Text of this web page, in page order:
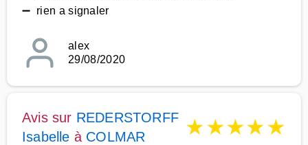
➖ rien a signaler
alex
29/08/2020
Avis sur REDERSTORFF
Isabelle à COLMAR ★★★★★